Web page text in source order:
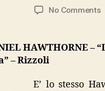
No Commentson
HAWTHORNE –
– Rizzoli
E’ lo stesso